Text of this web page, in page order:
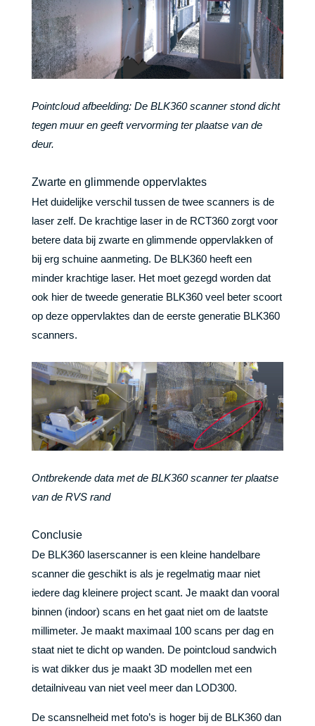
Pointcloud afbeelding: De BLK360 scanner stond dicht
tegen muur en geeft vervorming ter plaatse van de
deur.
Zwarte en glimmende oppervlaktes
Het duidelijke verschil tussen de twee scanners is de
laser zelf. De krachtige laser in de RCT360 zorgt voor
betere data bij zwarte en glimmende oppervlakken of
bij erg schuine aanmeting. De BLK360 heeft een
minder krachtige laser. Het moet gezegd worden dat
ook hier de tweede generatie BLK360 veel beter scoort
op deze oppervlaktes dan de eerste generatie BLK360
scanners.
Ontbrekende data met de BLK360 scanner ter plaatse
van de RVS rand
Conclusie
De BLK360 laserscanner is een kleine handelbare
scanner die geschikt is als je regelmatig maar niet
iedere dag kleinere project scant. Je maakt dan vooral
binnen (indoor) scans en het gaat niet om de laatste
millimeter. Je maakt maximaal 100 scans per dag en
staat niet te dicht op wanden. De pointcloud sandwich
is wat dikker dus je maakt 3D modellen met een
detailniveau van niet veel meer dan LOD300.
De scansnelheid met foto’s is hoger bij de BLK360 dan